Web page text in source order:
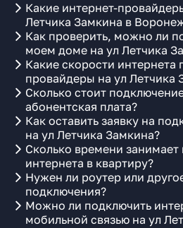
Какие интернет-
Летчика Замкина в
Как проверить, можно ли
моем доме на ул Летчика
Какие скорости интернета
провайдеры на ул Летчика
Сколько стоит
абонентская плата?
Как оставить заявку на
на ул Летчика Замкина?
Сколько времени
интернета в квартиру?
Нужен ли роутер или
подключения?
Можно ли подключить
мобильной связью на ул